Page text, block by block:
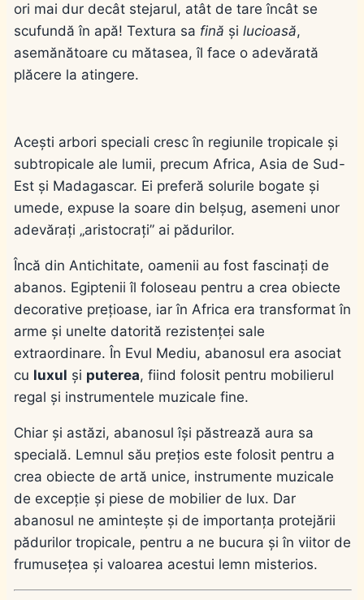
ori mai dur decât stejarul, atât de tare încât se
scufundă în apă! Textura sa fină și lucioasă,
asemănătoare cu mătasea, îl face o adevărată
plăcere la atingere.
Acești arbori speciali cresc în regiunile tropicale și
subtropicale ale lumii, precum Africa, Asia de Sud-
Est și Madagascar. Ei preferă solurile bogate și
umede, expuse la soare din belșug, asemeni unor
adevărați „aristocrați” ai pădurilor.
Încă din Antichitate, oamenii au fost fascinați de
abanos. Egiptenii îl foloseau pentru a crea obiecte
decorative prețioase, iar în Africa era transformat în
arme și unelte datorită rezistenței sale
extraordinare. În Evul Mediu, abanosul era asociat
cu luxul și puterea, fiind folosit pentru mobilierul
regal și instrumentele muzicale fine.
Chiar și astăzi, abanosul își păstrează aura sa
specială. Lemnul său prețios este folosit pentru a
crea obiecte de artă unice, instrumente muzicale
de excepție și piese de mobilier de lux. Dar
abanosul ne amintește și de importanța protejării
pădurilor tropicale, pentru a ne bucura și în viitor de
frumusețea și valoarea acestui lemn misterios.